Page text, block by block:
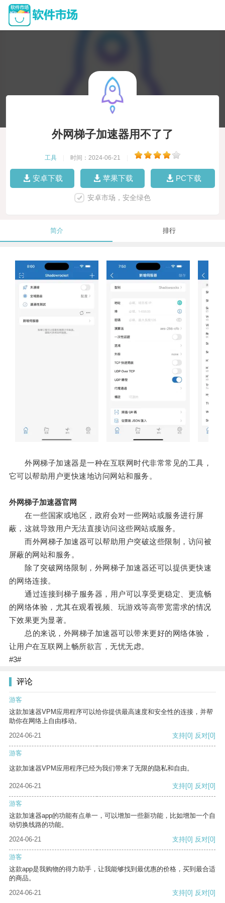
外网梯子加速器用不了了
工具 时间：2024-06-21
安卓下载 苹果下载 PC下载
安卓市场，安全绿色
简介 排行
外网梯子加速器是一种在互联网时代非常常见的工具，
它可以帮助用户更快速地访问网站和服务。
外网梯子加速器官网
在一些国家或地区，政府会对一些网站或服务进行屏
蔽，这就导致用户无法直接访问这些网站或服务。
而外网梯子加速器可以帮助用户突破这些限制，访问被
屏蔽的网站和服务。
除了突破网络限制，外网梯子加速器还可以提供更快速
的网络连接。
通过连接到梯子服务器，用户可以享受更稳定、更流畅
的网络体验，尤其在观看视频、玩游戏等高带宽需求的情况
下效果更为显著。
总的来说，外网梯子加速器可以带来更好的网络体验，
让用户在互联网上畅所欲言，无忧无虑。
#3#
评论
游客
这款加速器VPM应用程序可以给你提供最高速度和安全性的连接，并帮
助你在网络上自由移动。
2024-06-21
支持[0] 反对[0]
游客
这款加速器VPM应用程序已经为我们带来了无限的隐私和自由。
2024-06-21 支持[0] 反对[0]
游客
这款加速器app的功能有点单一，可以增加一些新功能，比如增加一个自
动切换线路的功能。
2024-06-21
支持[0] 反对[0]
游客
这款app是我购物的得力助手，让我能够找到最优惠的价格，买到最合适
的商品。
2024-06-21
支持[0] 反对[0]